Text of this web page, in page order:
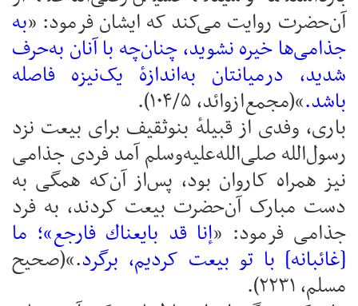
آن‌حضرت روایت می‌کند که ایشان فرمود: «به
جذامی‌ها خیره نشوید، چنان‌چه با آنان به‌حرف
شدید، درمیانتان به‌اندازهٔ یک‌نیزه فاصله
باشد.»(مجمع‌ازوائد، ۱۰۴/۵).
باری، وفدی از قبیلهٔ بنوثقیف برای بیعت نزد
رسول‌الله صلی‌الله‌علیه‌وسلم آمد فردی جذامی
نیز همراه کاروان بود، پس‌از آن‌که همگی به
دست مبارک آن‌حضرت بیعت کردند، به فرد
جذامی فرمود: «إنا قد بایعناك فارجع»؛ ما
[غائبانه] با تو بیعت کردیم، برگرد.»(صحیح
مسلم، ۲۲۳۱).